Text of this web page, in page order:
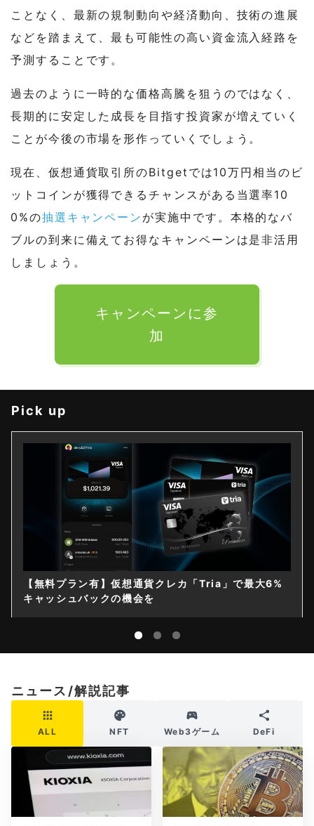
ことなく、最新の規制動向や経済動向、技術の進展
などを踏まえて、最も可能性の高い資金流入経路を
予測することです。
過去のように一時的な価格高騰を狙うのではなく、
長期的に安定した成長を目指す投資家が増えていく
ことが今後の市場を形作っていくでしょう。
現在、仮想通貨取引所のBitgetでは10万円相当のビ
ットコインが獲得できるチャンスがある当選率10
0%の抽選キャンペーン が実施中です。本格的なバ
ブルの到来に備えてお得なキャンペーンは是非活用
しましょう。
キャンペーンに参
加
Pick up
【無料プラン有】仮想通貨クレカ「Tria」で最大6%
キャッシュバックの機会を
ニュース/解説記事
ALL NFT Web3ゲーム DeFi